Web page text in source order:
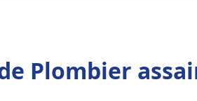
Plombier